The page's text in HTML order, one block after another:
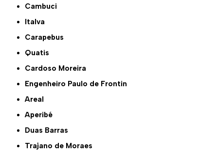
Cambuci
Italva
Carapebus
Quatis
Cardoso Moreira
Engenheiro Paulo de Frontin
Areal
Aperibé
Duas Barras
Trajano de Moraes